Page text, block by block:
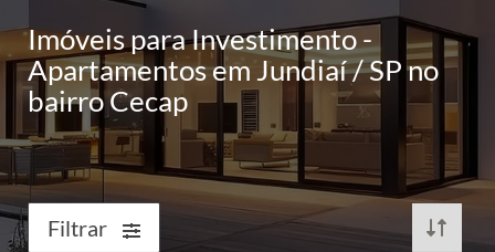
Imóveis para Investimento -
Apartamentos em Jundiaí / SP no
bairro Cecap
Filtrar